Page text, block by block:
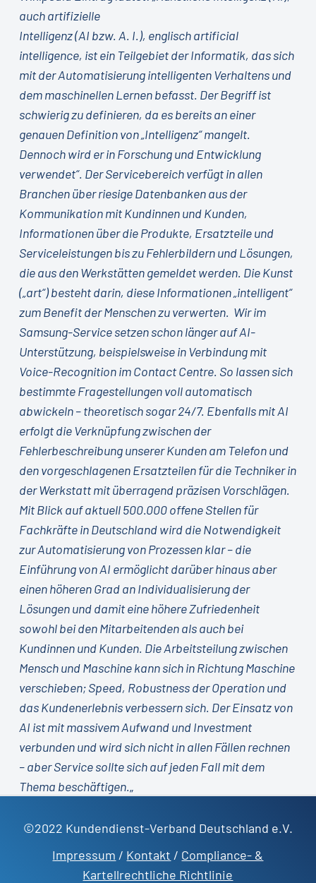
auch artifizielle
Intelligenz (AI bzw. A. I.), englisch artificial
intelligence, ist ein Teilgebiet der Informatik, das sich
mit der Automatisierung intelligenten Verhaltens und
dem maschinellen Lernen befasst. Der Begriff ist
schwierig zu definieren, da es bereits an einer
genauen Definition von „Intelligenz“ mangelt.
Dennoch wird er in Forschung und Entwicklung
verwendet“. Der Servicebereich verfügt in allen
Branchen über riesige Datenbanken aus der
Kommunikation mit Kundinnen und Kunden,
Informationen über die Produkte, Ersatzteile und
Serviceleistungen bis zu Fehlerbildern und Lösungen,
die aus den Werkstätten gemeldet werden. Die Kunst
(„art“) besteht darin, diese Informationen „intelligent“
zum Benefit der Menschen zu verwerten. Wir im
Samsung-Service setzen schon länger auf AI-
Unterstützung, beispielsweise in Verbindung mit
Voice-Recognition im Contact Centre. So lassen sich
bestimmte Fragestellungen voll automatisch
abwickeln – theoretisch sogar 24/7. Ebenfalls mit AI
erfolgt die Verknüpfung zwischen der
Fehlerbeschreibung unserer Kunden am Telefon und
den vorgeschlagenen Ersatzteilen für die Techniker in
der Werkstatt mit überragend präzisen Vorschlägen.
Mit Blick auf aktuell 500.000 offene Stellen für
Fachkräfte in Deutschland wird die Notwendigkeit
zur Automatisierung von Prozessen klar – die
Einführung von AI ermöglicht darüber hinaus aber
einen höheren Grad an Individualisierung der
Lösungen und damit eine höhere Zufriedenheit
sowohl bei den Mitarbeitenden als auch bei
Kundinnen und Kunden. Die Arbeitsteilung zwischen
Mensch und Maschine kann sich in Richtung Maschine
verschieben; Speed, Robustness der Operation und
das Kundenerlebnis verbessern sich. Der Einsatz von
AI ist mit massivem Aufwand und Investment
verbunden und wird sich nicht in allen Fällen rechnen
– aber Service sollte sich auf jeden Fall mit dem
Thema beschäftigen.„
©2022 Kundendienst-Verband Deutschland e.V.
Impressum / Kontakt / Compliance- &
Kartellrechtliche Richtlinie